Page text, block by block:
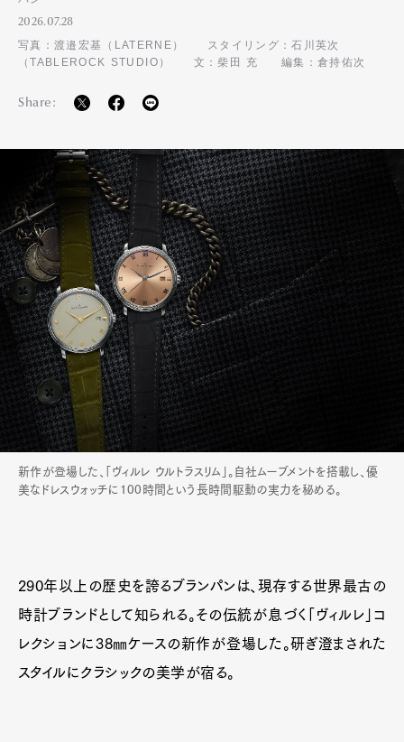
2026.07.28
写真：渡邉宏基（LATERNE）
スタイリング：石川英次
（TABLEROCK STUDIO）
文：柴田 充 編集：倉持佑次
Share:
新作が登場した、「ヴィルレ ウルトラスリム」。自社ムーブメントを搭載し、優
美なドレスウォッチに100時間という長時間駆動の実力を秘める。
290年以上の歴史を誇るブランパンは、現存する世界最古の
時計ブランドとして知られる。その伝統が息づく「ヴィルレ」コ
レクションに38㎜ケースの新作が登場した。研ぎ澄まされた
スタイルにクラシックの美学が宿る。